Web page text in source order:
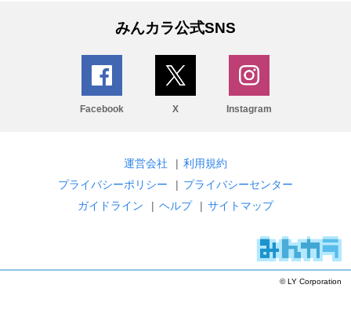
みんカラ公式SNS
Facebook X Instagram
運営会社 | 利用規約
プライバシーポリシー
| プライバシーセンター
ガイドライン
| ヘルプ | サイトマップ
© LY Corporation